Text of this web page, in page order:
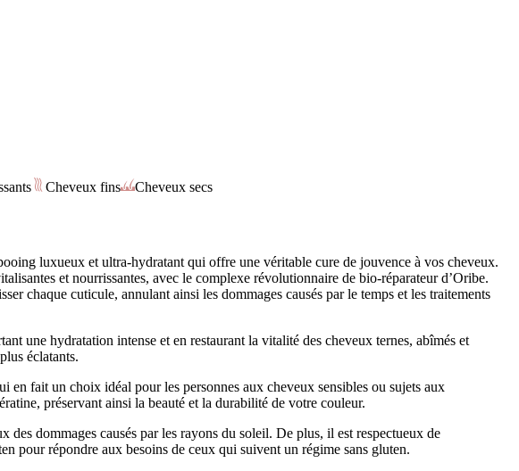
Cheveux fins Cheveux secs
luxueux et ultra-hydratant qui offre une véritable cure de jouvence à vos cheveux.
et nourrissantes, avec le complexe révolutionnaire de bio-réparateur d’Oribe.
chaque cuticule, annulant ainsi les dommages causés par le temps et les traitements
une hydratation intense et en restaurant la vitalité des cheveux ternes, abîmés et
éclatants.
en fait un choix idéal pour les personnes aux cheveux sensibles ou sujets aux
préservant ainsi la beauté et la durabilité de votre couleur.
dommages causés par les rayons du soleil. De plus, il est respectueux de
pour répondre aux besoins de ceux qui suivent un régime sans gluten.